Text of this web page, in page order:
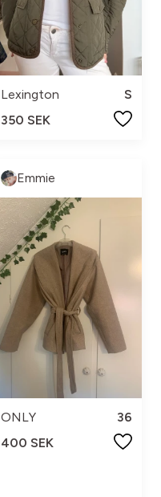
Lexington
S
350 SEK
Emmie
ONLY
36
400 SEK